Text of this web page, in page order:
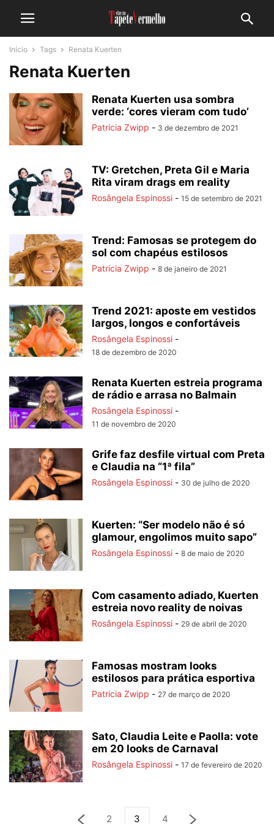
Início Tags Renata Kuerten
Renata Kuerten
Renata Kuerten usa sombra
verde: ‘cores vieram com tudo’
Patricia Zwipp - 3 de dezembro de 2021
TV: Gretchen, Preta Gil e Maria
Rita viram drags em reality
Rosângela Espinossi - 15 de setembro de 2021
Trend: Famosas se protegem do
sol com chapéus estilosos
Patricia Zwipp - 8 de janeiro de 2021
Trend 2021: aposte em vestidos
largos, longos e confortáveis
Rosângela Espinossi -
18 de dezembro de 2020
Renata Kuerten estreia programa
de rádio e arrasa no Balmain
Rosângela Espinossi -
11 de novembro de 2020
Grife faz desfile virtual com Preta
e Claudia na “1ª fila”
Rosângela Espinossi - 30 de julho de 2020
Kuerten: “Ser modelo não é só
glamour, engolimos muito sapo”
Rosângela Espinossi - 8 de maio de 2020
Com casamento adiado, Kuerten
estreia novo reality de noivas
Rosângela Espinossi - 29 de abril de 2020
Famosas mostram looks
estilosos para prática esportiva
Patricia Zwipp - 27 de março de 2020
Sato, Claudia Leite e Paolla: vote
em 20 looks de Carnaval
Rosângela Espinossi - 17 de fevereiro de 2020
2 3 4